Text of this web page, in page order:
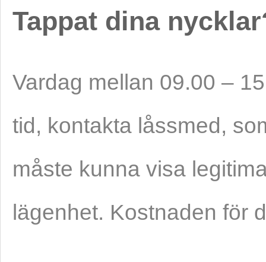
Tappat dina
Vardag mellan 09.00 –
tid, kontakta låssmed,
måste kunna visa
lägenhet. Kostnaden för